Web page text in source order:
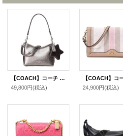
【COACH】コーチ バッグ レザー シグネチャー ローレル 星型 コインケース ポーチ付き 2way クロスボディ 斜め掛け ショルダーバッグ メタリックグラファイト×ウォルナット（日本未発売）
49,800円(税込)
24,900円(税込)